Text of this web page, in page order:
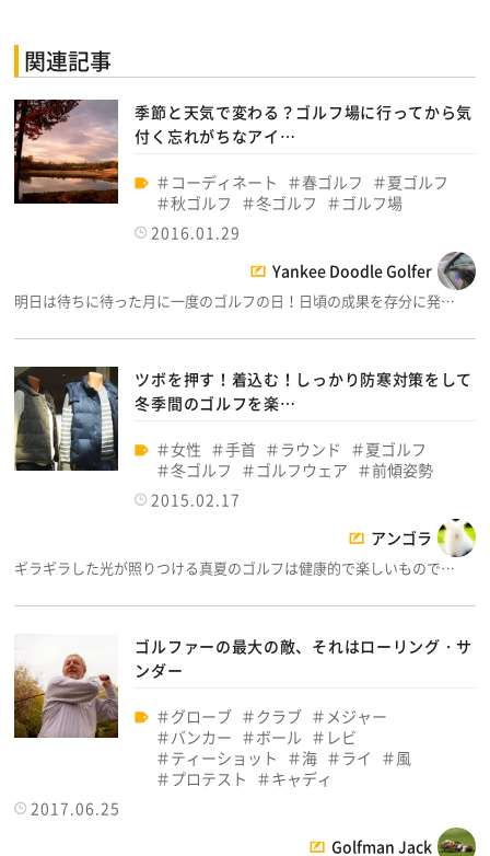
関連記事
季節と天気で変わる？ゴルフ場に行ってから気
付く忘れがちなアイ…
コーディネート 春ゴルフ
夏ゴルフ
秋ゴルフ
冬ゴルフ
ゴルフ場
2016.01.29
Yankee Doodle Golfer
明日は待ちに待った月に一度のゴルフの日！日頃の成果を存分に発…
ツボを押す！着込む！しっかり防寒対策をして
冬季間のゴルフを楽…
女性 手首 ラウンド
夏ゴルフ
冬ゴルフ
ゴルフウェア
前傾姿勢
2015.02.17
アンゴラ
ギラギラした光が照りつける真夏のゴルフは健康的で楽しいもので…
ゴルファーの最大の敵、それはローリング・サ
ンダー
グローブ クラブ
メジャー
バンカー
ボール
レビ
ティーショット
海 ライ
風
プロテスト
キャディ
2017.06.25
Golfman Jack